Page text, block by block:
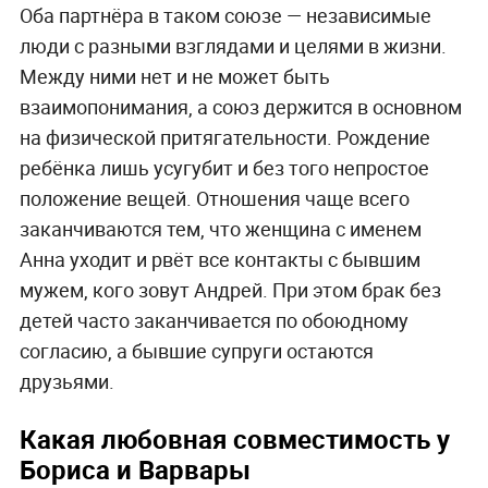
Оба партнёра в таком союзе — независимые
люди с разными взглядами и целями в жизни.
Между ними нет и не может быть
взаимопонимания, а союз держится в основном
на физической притягательности. Рождение
ребёнка лишь усугубит и без того непростое
положение вещей. Отношения чаще всего
заканчиваются тем, что женщина с именем
Анна уходит и рвёт все контакты с бывшим
мужем, кого зовут Андрей. При этом брак без
детей часто заканчивается по обоюдному
согласию, а бывшие супруги остаются
друзьями.
Какая любовная совместимость у
Бориса и Варвары